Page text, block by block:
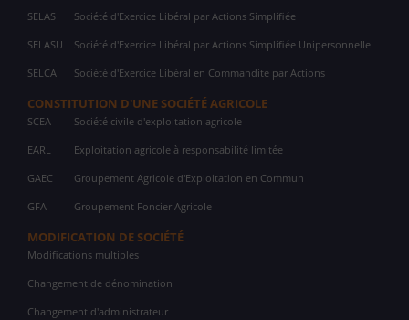
SELAS Société d'Exercice Libéral par Actions Simplifiée
SELASU Société d'Exercice Libéral par Actions Simplifiée Unipersonnelle
SELCA Société d'Exercice Libéral en Commandite par Actions
CONSTITUTION D'UNE SOCIÉTÉ AGRICOLE
SCEA Société civile d'exploitation agricole
EARL Exploitation agricole à responsabilité limitée
GAEC Groupement Agricole d'Exploitation en Commun
GFA Groupement Foncier Agricole
MODIFICATION DE SOCIÉTÉ
Modifications multiples
Changement de dénomination
Changement d'administrateur